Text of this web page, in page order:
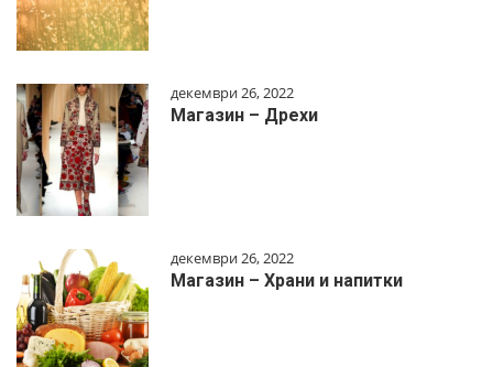
декември 26, 2022
Магазин – Дрехи
декември 26, 2022
Магазин – Храни и напитки